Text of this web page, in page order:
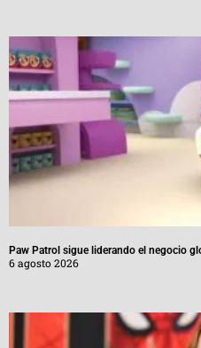
Paw Patrol sigue liderando el negocio
6 agosto 2026